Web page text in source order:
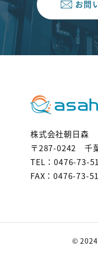
お問
株式会社朝日森
〒287-0242 千
TEL：0476-73-
FAX：0476-73-
© 2024